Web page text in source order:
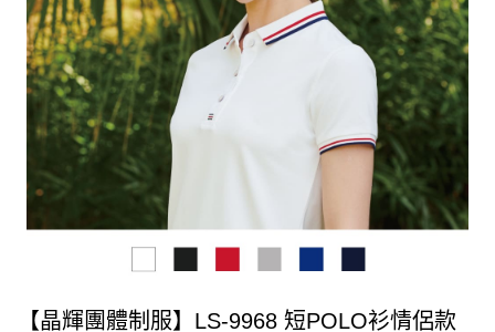
【晶輝團體制服】LS-9968 短POLO衫情侶款